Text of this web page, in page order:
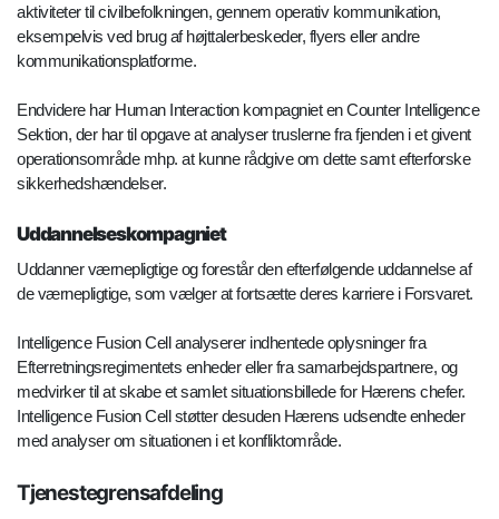
aktiviteter til civilbefolkningen, gennem operativ kommunikation,
eksempelvis ved brug af højttalerbeskeder, flyers eller andre
kommunikationsplatforme.
Endvidere har Human Interaction kompagniet en Counter Intelligence
Sektion, der har til opgave at analyser truslerne fra fjenden i et givent
operationsområde mhp. at kunne rådgive om dette samt efterforske
sikkerhedshændelser.
Uddannelseskompagniet
Uddanner værnepligtige og forestår den efterfølgende uddannelse af
de værnepligtige, som vælger at fortsætte deres karriere i Forsvaret.
Intelligence Fusion Cell analyserer indhentede oplysninger fra
Efterretningsregimentets enheder eller fra samarbejdspartnere, og
medvirker til at skabe et samlet situationsbillede for Hærens chefer.
Intelligence Fusion Cell støtter desuden Hærens udsendte enheder
med analyser om situationen i et konfliktområde.
Tjenestegrensafdeling